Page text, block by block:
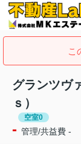
こ
グランツヴ
ｓ）
空室0
- 管理/共益費 -